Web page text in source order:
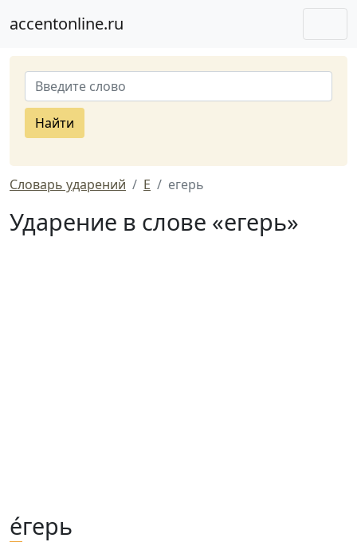
accentonline.ru
Найти
Словарь ударений Е егерь
Ударение в слове «егерь»
е́герь